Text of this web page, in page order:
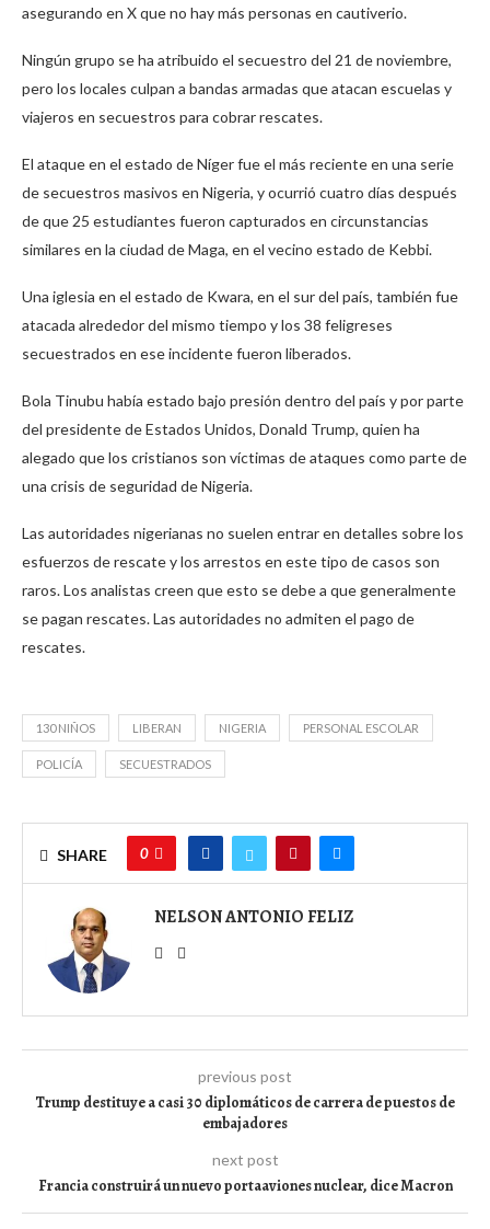
asegurando en X que no hay más personas en cautiverio.
Ningún grupo se ha atribuido el secuestro del 21 de noviembre,
pero los locales culpan a bandas armadas que atacan escuelas y
viajeros en secuestros para cobrar rescates.
El ataque en el estado de Níger fue el más reciente en una serie
de secuestros masivos en Nigeria, y ocurrió cuatro días después
de que 25 estudiantes fueron capturados en circunstancias
similares en la ciudad de Maga, en el vecino estado de Kebbi.
Una iglesia en el estado de Kwara, en el sur del país, también fue
atacada alrededor del mismo tiempo y los 38 feligreses
secuestrados en ese incidente fueron liberados.
Bola Tinubu había estado bajo presión dentro del país y por parte
del presidente de Estados Unidos, Donald Trump, quien ha
alegado que los cristianos son víctimas de ataques como parte de
una crisis de seguridad de Nigeria.
Las autoridades nigerianas no suelen entrar en detalles sobre los
esfuerzos de rescate y los arrestos en este tipo de casos son
raros. Los analistas creen que esto se debe a que generalmente
se pagan rescates. Las autoridades no admiten el pago de
rescates.
130 NIÑOS LIBERAN NIGERIA PERSONAL ESCOLAR
POLICÍA SECUESTRADOS
SHARE 0
NELSON ANTONIO FELIZ
previous post
Trump destituye a casi 30 diplomáticos de carrera de puestos de
embajadores
next post
Francia construirá un nuevo portaaviones nuclear, dice Macron